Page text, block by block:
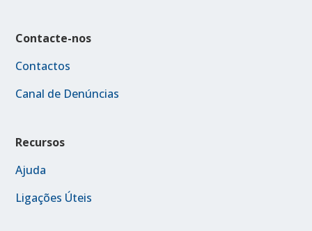
Contacte-nos
Contactos
Canal de Denúncias
Recursos
Ajuda
Ligações Úteis